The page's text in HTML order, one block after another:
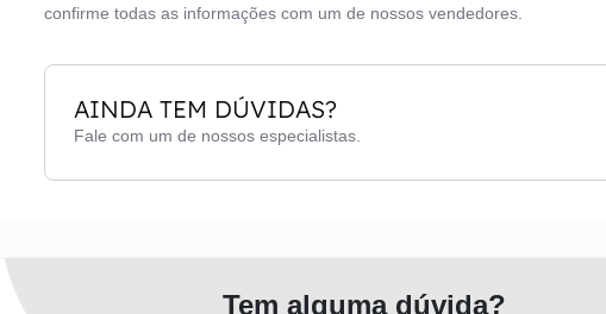
Direção elétrica
Direção hidráulica
Vidros verdes
confirme todas as informações com um de nossos vendedores.
AINDA TEM DÚVIDAS?
Fale com um de nossos especialistas.
Tem alguma dúvida?